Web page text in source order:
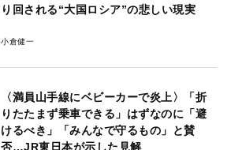
り回される“大国ロシア”の悲しい現実
小倉健一
〈満員山手線にベビーカーで炎上〉「折
りたたまず乗車できる」はずなのに「避
けるべき」「みんなで守るもの」と賛
否…JR東日本が示した見解